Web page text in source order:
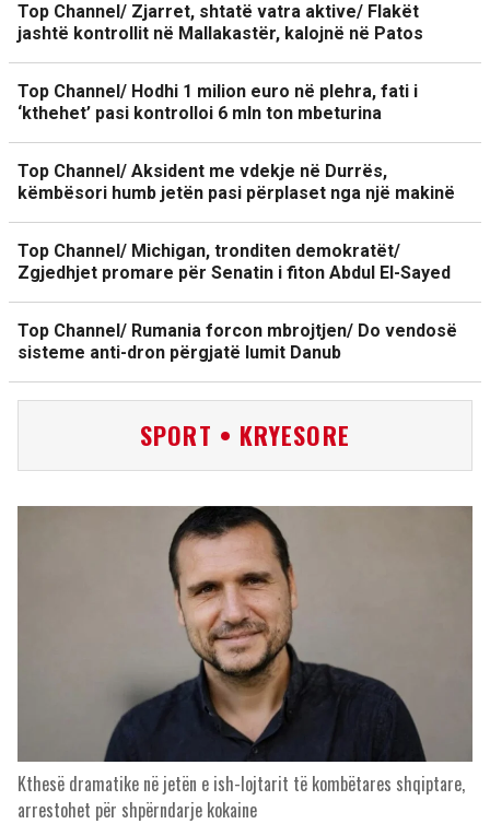
Top Channel/ Zjarret, shtatë vatra aktive/ Flakët
jashtë kontrollit në Mallakastër, kalojnë në Patos
Top Channel/ Hodhi 1 milion euro në plehra, fati i
‘kthehet’ pasi kontrolloi 6 mln ton mbeturina
Top Channel/ Aksident me vdekje në Durrës,
këmbësori humb jetën pasi përplaset nga një makinë
Top Channel/ Michigan, tronditen demokratët/
Zgjedhjet promare për Senatin i fiton Abdul El-Sayed
Top Channel/ Rumania forcon mbrojtjen/ Do vendosë
sisteme anti-dron përgjatë lumit Danub
SPORT • KRYESORE
Kthesë dramatike në jetën e ish-lojtarit të kombëtares shqiptare,
arrestohet për shpërndarje kokaine